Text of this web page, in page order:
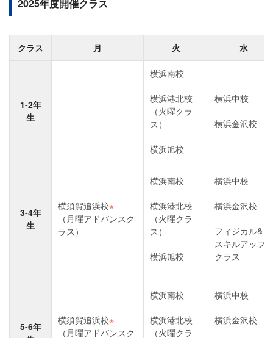
2025年度開催クラス
クラス 月 火 水
1-2年
生
横浜南校
横浜港北校
（火曜クラ
ス）
横浜旭校
横浜中校
横浜金沢校
3-4年
生
横須賀追浜校※
（月曜アドバンスク
ラス）
横浜南校
横浜港北校
（火曜クラ
ス）
横浜旭校
横浜中校
横浜金沢校
フィジカル&
スキルアップ
クラス
5-6年
横須賀追浜校※
（月曜アドバンスク
横浜南校
横浜港北校
（火曜クラ
横浜中校
横浜金沢校